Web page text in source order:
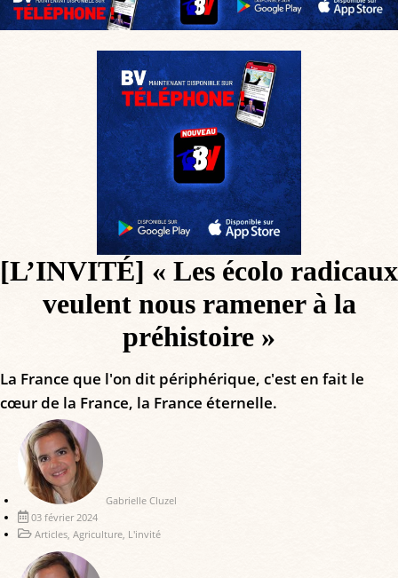
[L’INVITÉ] « Les écolo radicaux
veulent nous ramener à la
préhistoire »
La France que l'on dit périphérique, c'est en fait le
cœur de la France, la France éternelle.
Gabrielle Cluzel
03 février 2024
Articles, Agriculture, L'invité